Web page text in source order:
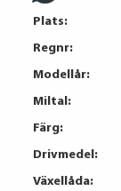
Plats:
Regnr:
Modellår:
Miltal:
Färg:
Drivmedel:
Växellåda: